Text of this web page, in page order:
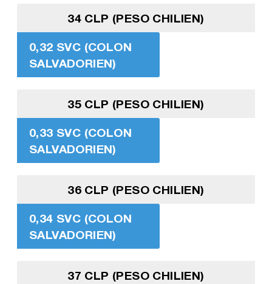
34 CLP (PESO CHILIEN)
0,32 SVC (COLON
SALVADORIEN)
35 CLP (PESO CHILIEN)
0,33 SVC (COLON
SALVADORIEN)
36 CLP (PESO CHILIEN)
0,34 SVC (COLON
SALVADORIEN)
37 CLP (PESO CHILIEN)